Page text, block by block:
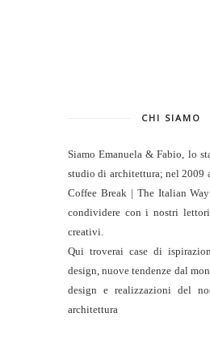
CHI SIAMO
Siamo Emanuela & Fabio, lo
studio di architettura; nel 2009
Coffee Break | The Italian
condividere con i nostri
creativi.
Qui troverai case di
design, nuove tendenze dal
design e realizzazioni del
architettura